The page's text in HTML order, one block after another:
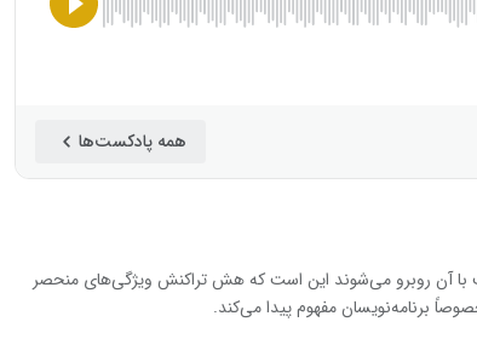
همه پادکست‌ها
با آن روبرو می‌شوند این است که هش تراکنش ویژگی‌های منحصر
برنامه‌نویسان مفهوم پیدا می‌کند.